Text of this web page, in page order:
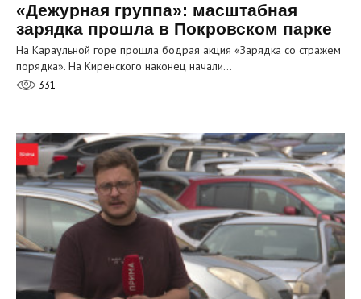
«Дежурная группа»: масштабная
зарядка прошла в Покровском парке
На Караульной горе прошла бодрая акция «Зарядка со стражем
порядка». На Киренского наконец начали…
331